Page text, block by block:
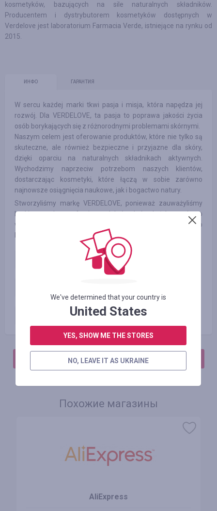
kosmetyków, bazujących na sile naturalnych składników.
Producentem i dystrybutorem kosmetyków dostępnych w
Verdelove jest laboratorium Farmacia Verde, istniejące na rynku od
2015.
ИНФО ГАРАНТИЯ
W sercu każdej marki tkwi pasja i misja, która napędza jej
rozwój. Dla VERDELOVE, ta pasja to poprawa jakości życia
osób borykających się z różnorodnymi problemami skórnymi.
Naszym celem jest oferowanie produktów, które nie tylko są
skuteczne, ale również bezpieczne i przyjazne dla skóry,
dzięki oparciu na naturalnych składnikach aktywnych.
Wychodzimy naprzeciw potrzebom naszych klientów,
dostarczając kosmetyki, które łączą w sobie zarówno
najnowsze osiągnięcia naukowe, jak i bogactwo natury.
Stworzyliśmy markę VERDELOVE, ponieważ zauważyliśmy
braki na rynku w ofercie produktów, które byłyby zarówno
wysoce efektywne, jak i opracowane z myślą o
bezpieczeństwie stosowania.
Transaction Inquiry
Zamówienie opłacone
АВТОРИЗИРУЙТЕСЬ, ЧТОБЫ ОСТАВИТЬ ОТЗЫВ
Похожие магазины
AliExpress
We've determined that your country is
United States
YES, SHOW ME THE STORES
NO, LEAVE IT AS UKRAINE